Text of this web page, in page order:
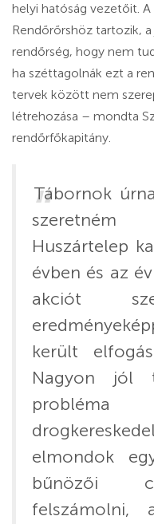
helyi hatóság vezetőit.
Rendőrőrshöz tartozik,
rendőrség, hogy nem
ha széttagolnák ezt a
tervek között nem
létrehozása – mondta
rendőrfőkapitány.
Tábornok
Huszártelep
évben és az
akciót
került
Nagyon jól
elmondok
bűnözői
felszámolni,